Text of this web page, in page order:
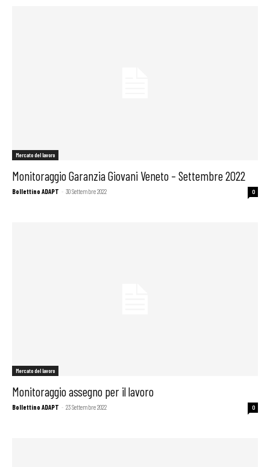
Mercato del lavoro
Monitoraggio Garanzia Giovani Veneto – Settembre 2022
Bollettino ADAPT - 30 Settembre 2022 0
Mercato del lavoro
Monitoraggio assegno per il lavoro
Bollettino ADAPT - 23 Settembre 2022 0